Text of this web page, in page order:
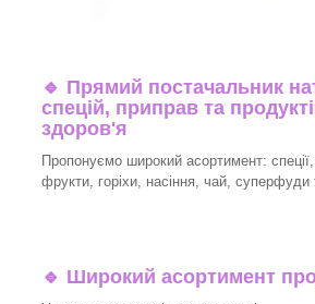
🔹 Прямий постачальник
спецій, приправ та
здоров'я
Пропонуємо широкий асортимент:
фрукти, горіхи, насіння, чай, суперфуди
🔹 Широкий асортимент